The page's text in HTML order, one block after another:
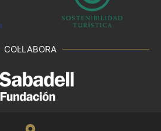
COL·LABORA